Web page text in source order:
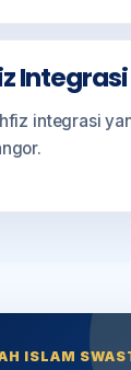
Integrasi
integrasi
ISLAM